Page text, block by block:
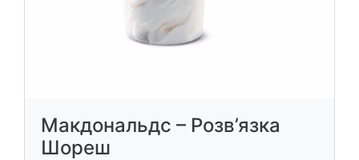
Макдональдс – Розв’язка
Шореш